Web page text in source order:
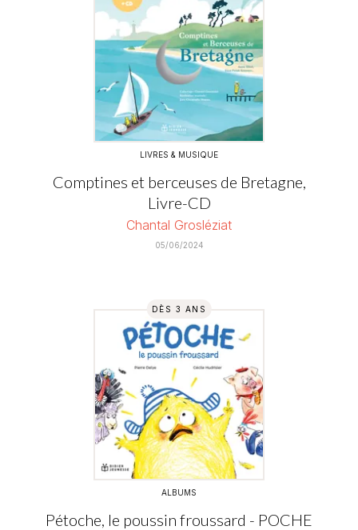
LIVRES & MUSIQUE
Comptines et berceuses de Bretagne,
Livre-CD
Chantal Grosléziat
05/06/2024
DÈS 3 ANS
ALBUMS
Pétoche, le poussin froussard - POCHE